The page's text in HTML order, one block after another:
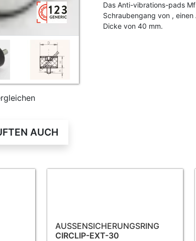
Das Anti-vibrations-pads
Schraubengang von ,
Dicke von 40 mm.
AUCH
AUSSENSICHERUNGSRING
CIRCLIP-EXT-30